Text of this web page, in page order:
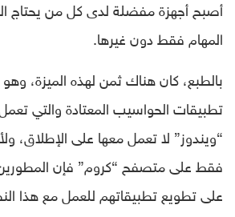
أصبح أجهزة مفضلة لدى كل من يحتاج
المهام فقط دون غيرها.
بالطبع، كان هناك ثمن لهذه الميزة،
تطبيقات الحواسيب المعتادة والتي
“ويندوز” لا تعمل معها على الإطلاق،
فقط على متصفح “كروم” فإن المطورين
على تطويع تطبيقاتهم للعمل مع هذا